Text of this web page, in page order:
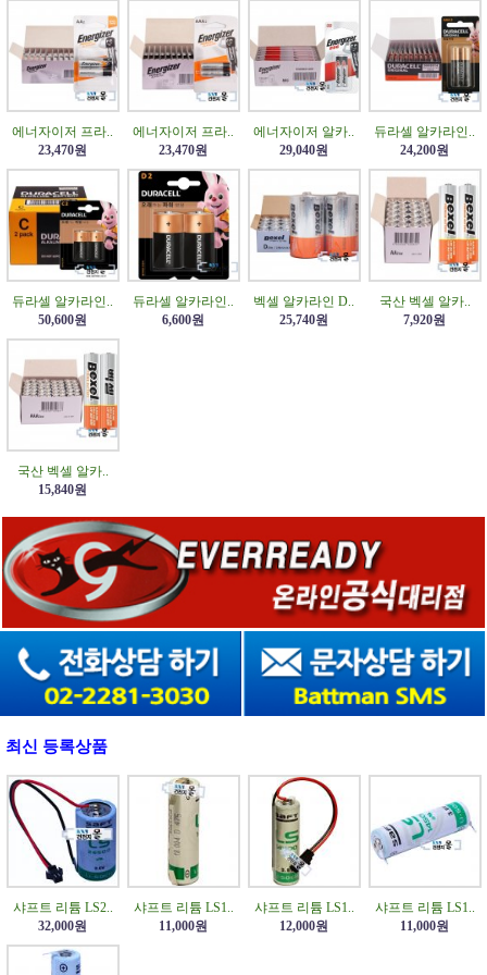
에너자이저 프라..
23,470원
에너자이저 프라..
23,470원
에너자이저 알카..
29,040원
듀라셀 알카라인..
24,200원
듀라셀 알카라인..
50,600원
듀라셀 알카라인..
6,600원
벡셀 알카라인 D..
25,740원
국산 벡셀 알카..
7,920원
국산 벡셀 알카..
15,840원
최신 등록상품
샤프트 리튬 LS2..
32,000원
샤프트 리튬 LS1..
11,000원
샤프트 리튬 LS1..
12,000원
샤프트 리튬 LS1..
11,000원